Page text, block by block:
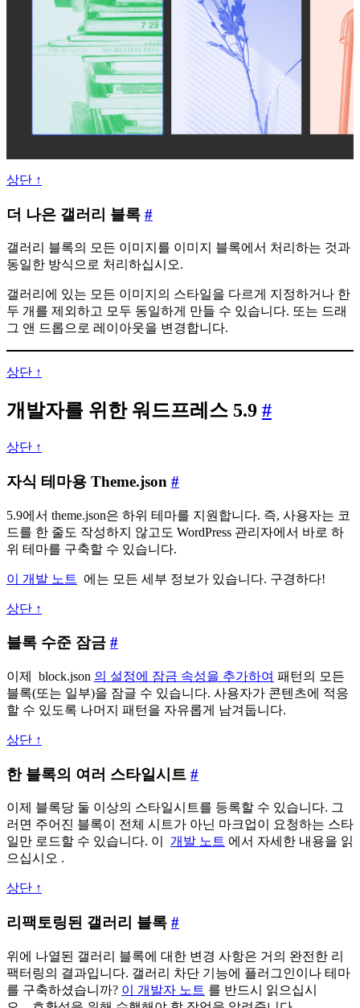
상단 ↑
더 나은 갤러리 블록 #더
은
갤
러
리
블
갤러리 블록의 모든 이미지를 이미지 블록에서 처리하는 것과
동일한 방식으로 처리하십시오.
갤러리에 있는 모든 이미지의 스타일을 다르게 지정하거나 한
두 개를 제외하고 모두 동일하게 만들 수 있습니다. 또는 드래
그 앤 드롭으로 레이아웃을 변경합니다.
상단 ↑
개발자를 위한 워드프레스 5.9 #개
위
한
드
스
5.9
상단 ↑
자식 테마용 Theme.json #자
테
Theme.json
5.9에서 theme.json은 하위 테마를 지원합니다. 즉, 사용자는 코
드를 한 줄도 작성하지 않고도 WordPress 관리자에서 바로 하
위 테마를 구축할 수 있습니다.
이 개발 노트 에는 모든 세부 정보가 있습니다. 구경하다!
상단 ↑
블록 수준 잠금 #블
수
준
이제 block.json 의 설정에 잠금 속성을 추가하여 패턴의 모든
블록(또는 일부)을 잠글 수 있습니다. 사용자가 콘텐츠에 적응
할 수 있도록 나머지 패턴을 자유롭게 남겨둡니다.
상단 ↑
한 블록의 여러 스타일시트 #블
의
여
트
이제 블록당 둘 이상의 스타일시트를 등록할 수 있습니다. 그
러면 주어진 블록이 전체 시트가 아닌 마크업이 요청하는 스타
일만 로드할 수 있습니다. 이 개발 노트 에서 자세한 내용을 읽
으십시오 .
상단 ↑
리팩토링된 갤러리 블록 #리
토
링
위에 나열된 갤러리 블록에 대한 변경 사항은 거의 완전한 리
팩터링의 결과입니다. 갤러리 차단 기능에 플러그인이나 테마
를 구축하셨습니까? 이 개발자 노트 를 반드시 읽으십시